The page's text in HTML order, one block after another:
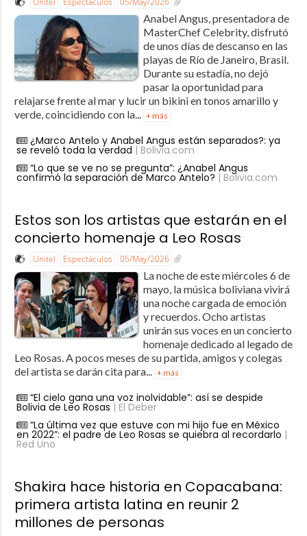
Anabel Angus, presentadora de
MasterChef Celebrity, disfrutó
de unos días de descanso en las
playas de Río de Janeiro, Brasil.
Durante su estadía, no dejó
pasar la oportunidad para
relajarse frente al mar y lucir un bikini en tonos amarillo y
verde, coincidiendo con la... + más
¿Marco Antelo y Anabel Angus están separados?: ya
se reveló toda la verdad | Bolivia.com
“Lo que se ve no se pregunta”: ¿Anabel Angus
confirmó la separación de Marco Antelo? | Bolivia.com
Estos son los artistas que estarán en el
concierto homenaje a Leo Rosas
Unitel Espectáculos 05/May/2026
La noche de este miércoles 6 de
mayo, la música boliviana vivirá
una noche cargada de emoción
y recuerdos. Ocho artistas
unirán sus voces en un concierto
homenaje dedicado al legado de
Leo Rosas. A pocos meses de su partida, amigos y colegas
del artista se darán cita para... + más
“El cielo gana una voz inolvidable”: así se despide
Bolivia de Leo Rosas | El Deber
“La última vez que estuve con mi hijo fue en México
en 2022”: el padre de Leo Rosas se quiebra al recordarlo |
Red Uno
Shakira hace historia en Copacabana:
primera artista latina en reunir 2
millones de personas